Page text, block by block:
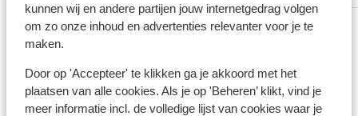
kunnen wij en andere partijen jouw internetgedrag volgen
om zo onze inhoud en advertenties relevanter voor je te
maken.
Door op 'Accepteer' te klikken ga je akkoord met het
plaatsen van alle cookies. Als je op 'Beheren’ klikt, vind je
meer informatie incl. de volledige lijst van cookies waar je
goed,
naar
Bekijk alle 5 ervaringen
Locatie